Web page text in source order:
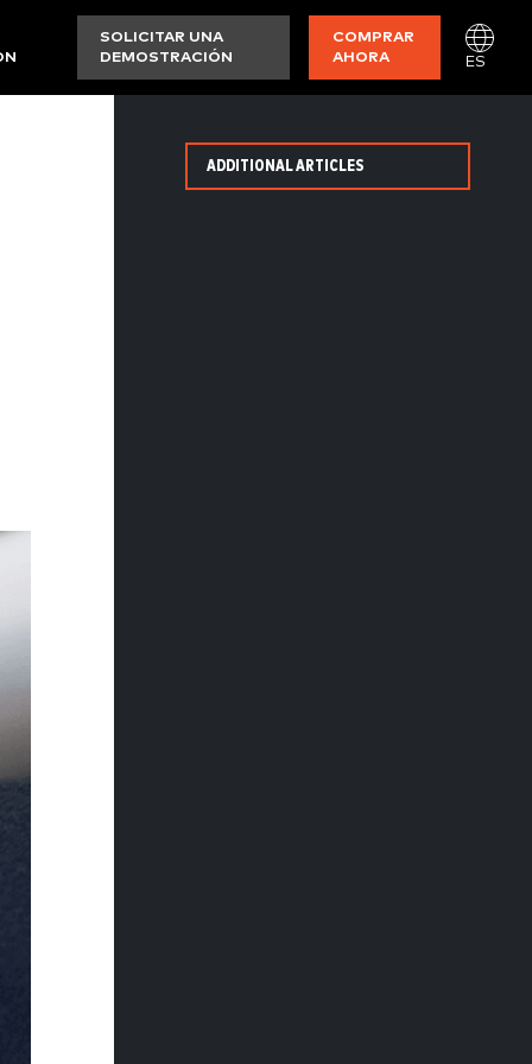
SOLICITAR UNA
DEMOSTRACIÓN
COMPRAR
AHORA
ES
ADDITIONAL ARTICLES